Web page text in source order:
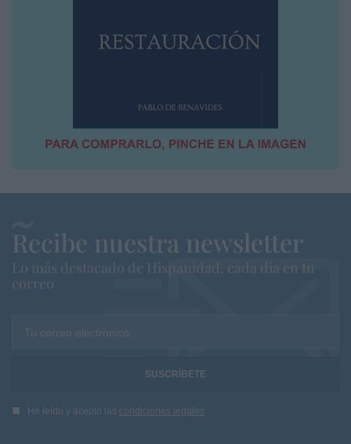
Recibe nuestra newsletter
Lo más destacado de Hispanidad, cada dia en tu
correo
Tu correo electrónico...
He leído y acepto las condiciones legales